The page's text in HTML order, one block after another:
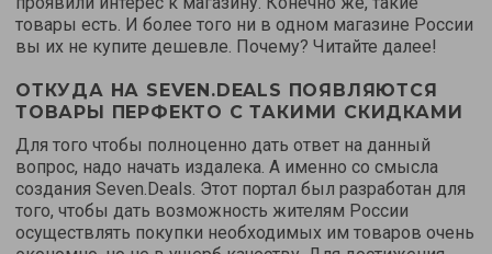
товары есть. И более того ни в одном магазине России
вы их не купите дешевле. Почему? Читайте далее!
ОТКУДА НА SEVEN.DEALS ПОЯВЛЯЮТСЯ
ТОВАРЫ ПЕРФЕКТО С ТАКИМИ СКИДКАМИ
Для того чтобы полноценно дать ответ на данный
вопрос, надо начать издалека. А именно со смысла
создания Seven.Deals. Этот портал был разработан для
того, чтобы дать возможность жителям России
осуществлять покупки необходимых им товаров очень